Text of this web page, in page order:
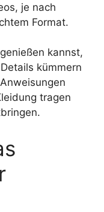
je nach
Format.
kannst,
kümmern
tragen